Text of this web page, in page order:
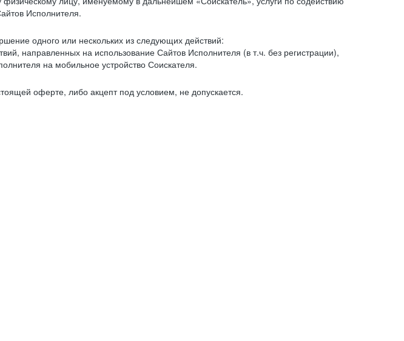
Исполнителя.
одного или нескольких из следующих действий:
направленных на использование Сайтов Исполнителя (в т.ч. без регистрации),
на мобильное устройство Соискателя.
оферте, либо акцепт под условием, не допускается.